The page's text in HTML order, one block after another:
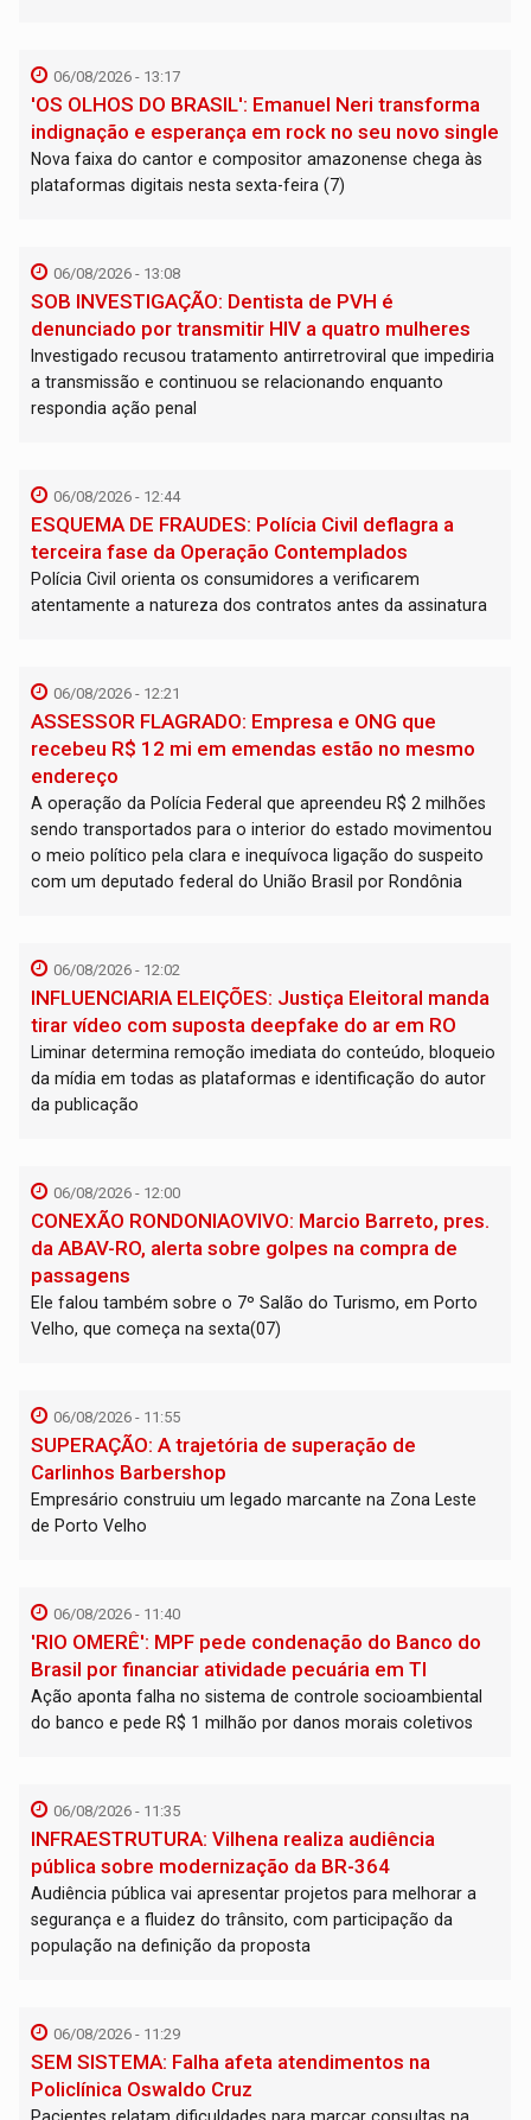
06/08/2026 - 13:17
'OS OLHOS DO BRASIL': Emanuel Neri transforma
indignação e esperança em rock no seu novo single
Nova faixa do cantor e compositor amazonense chega às
plataformas digitais nesta sexta-feira (7)
06/08/2026 - 13:08
SOB INVESTIGAÇÃO: Dentista de PVH é
denunciado por transmitir HIV a quatro mulheres
Investigado recusou tratamento antirretroviral que impediria
a transmissão e continuou se relacionando enquanto
respondia ação penal
06/08/2026 - 12:44
ESQUEMA DE FRAUDES: Polícia Civil deflagra a
terceira fase da Operação Contemplados
Polícia Civil orienta os consumidores a verificarem
atentamente a natureza dos contratos antes da assinatura
06/08/2026 - 12:21
ASSESSOR FLAGRADO: Empresa e ONG que
recebeu R$ 12 mi em emendas estão no mesmo
endereço
A operação da Polícia Federal que apreendeu R$ 2 milhões
sendo transportados para o interior do estado movimentou
o meio político pela clara e inequívoca ligação do suspeito
com um deputado federal do União Brasil por Rondônia
06/08/2026 - 12:02
INFLUENCIARIA ELEIÇÕES: Justiça Eleitoral manda
tirar vídeo com suposta deepfake do ar em RO
Liminar determina remoção imediata do conteúdo, bloqueio
da mídia em todas as plataformas e identificação do autor
da publicação
06/08/2026 - 12:00
CONEXÃO RONDONIAOVIVO: Marcio Barreto, pres.
da ABAV-RO, alerta sobre golpes na compra de
passagens
Ele falou também sobre o 7º Salão do Turismo, em Porto
Velho, que começa na sexta(07)
06/08/2026 - 11:55
SUPERAÇÃO: A trajetória de superação de
Carlinhos Barbershop
Empresário construiu um legado marcante na Zona Leste
de Porto Velho
06/08/2026 - 11:40
'RIO OMERÊ': MPF pede condenação do Banco do
Brasil por financiar atividade pecuária em TI
Ação aponta falha no sistema de controle socioambiental
do banco e pede R$ 1 milhão por danos morais coletivos
06/08/2026 - 11:35
INFRAESTRUTURA: Vilhena realiza audiência
pública sobre modernização da BR-364
Audiência pública vai apresentar projetos para melhorar a
segurança e a fluidez do trânsito, com participação da
população na definição da proposta
06/08/2026 - 11:29
SEM SISTEMA: Falha afeta atendimentos na
Policlínica Oswaldo Cruz